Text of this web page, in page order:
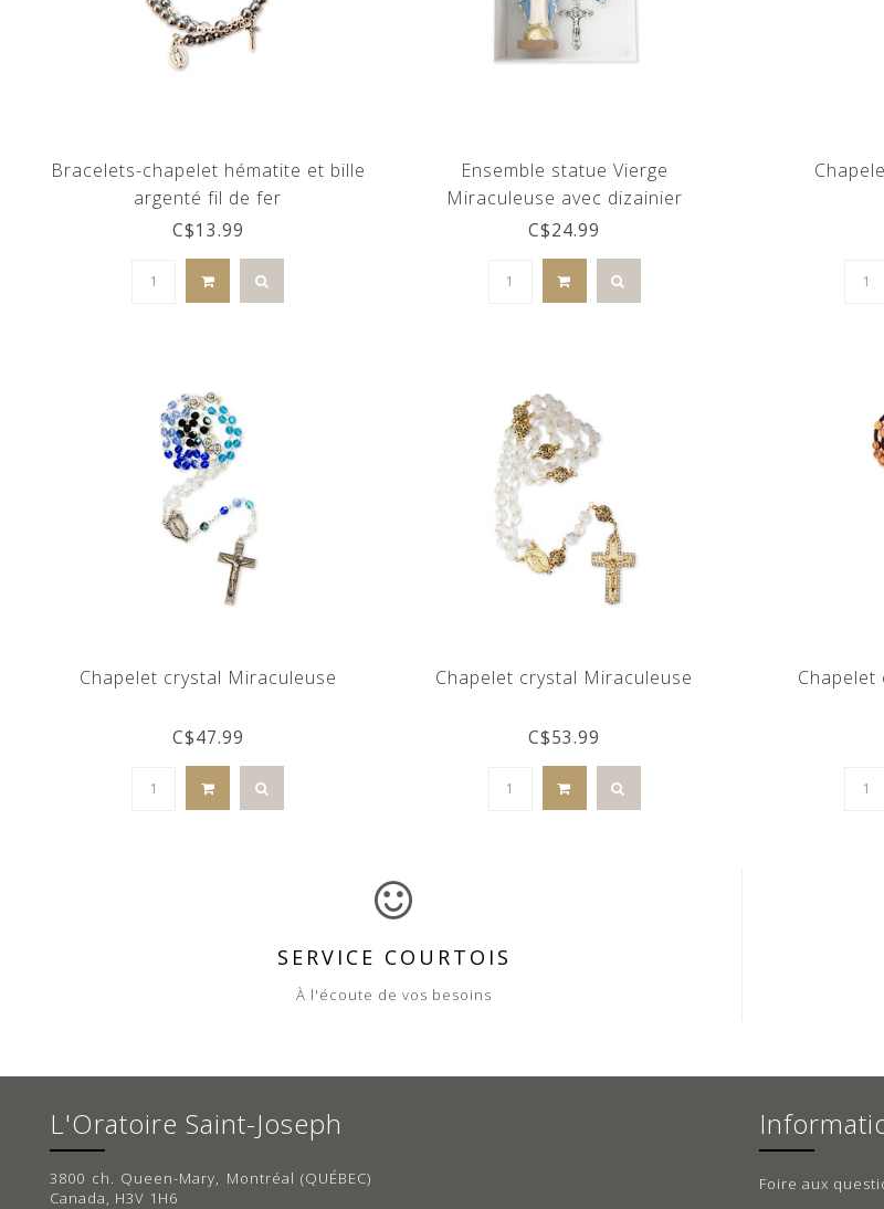
Bracelets-chapelet hématite et bille
argenté fil de fer
C$13.99
Ensemble statue Vierge
Miraculeuse avec dizainier
C$24.99
Chapelet crystal Miraculeuse
C$47.99
Chapelet crystal Miraculeuse
C$53.99
SERVICE COURTOIS
À l'écoute de vos besoins
L'Oratoire Saint-Joseph
3800 ch. Queen-Mary, Montréal (QUÉBEC)
Canada, H3V 1H6
Foire aux